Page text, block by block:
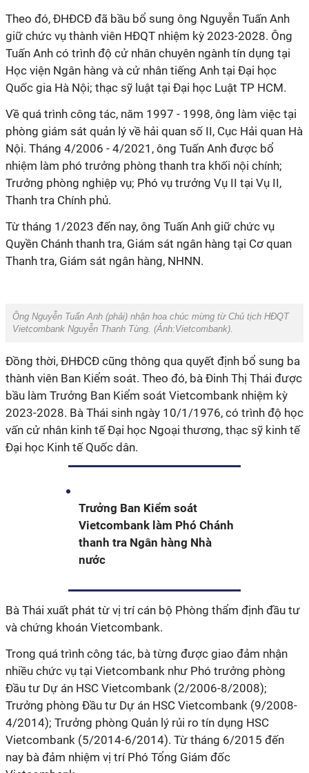
Theo đó, ĐHĐCĐ đã bầu bổ sung ông Nguyễn Tuấn Anh
giữ chức vụ thành viên HĐQT nhiệm kỳ 2023-2028. Ông
Tuấn Anh có trình độ cử nhân chuyên ngành tín dụng tại
Học viện Ngân hàng và cử nhân tiếng Anh tại Đại học
Quốc gia Hà Nội; thạc sỹ luật tại Đại học Luật TP HCM.
Về quá trình công tác, năm 1997 - 1998, ông làm việc tại
phòng giám sát quản lý về hải quan số II, Cục Hải quan Hà
Nội. Tháng 4/2006 - 4/2021, ông Tuấn Anh được bổ
nhiệm làm phó trưởng phòng thanh tra khối nội chính;
Trưởng phòng nghiệp vụ; Phó vụ trưởng Vụ II tại Vụ II,
Thanh tra Chính phủ.
Từ tháng 1/2023 đến nay, ông Tuấn Anh giữ chức vụ
Quyền Chánh thanh tra, Giám sát ngân hàng tại Cơ quan
Thanh tra, Giám sát ngân hàng, NHNN.
Ông Nguyễn Tuấn Anh (phải) nhận hoa chúc mừng từ Chủ tịch HĐQT
Vietcombank Nguyễn Thanh Tùng. (Ảnh:Vietcombank).
Đồng thời, ĐHĐCĐ cũng thông qua quyết định bổ sung ba
thành viên Ban Kiểm soát. Theo đó, bà Đinh Thị Thái được
bầu làm Trưởng Ban Kiểm soát Vietcombank nhiệm kỳ
2023-2028. Bà Thái sinh ngày 10/1/1976, có trình độ học
vấn cử nhân kinh tế Đại học Ngoại thương, thạc sỹ kinh tế
Đại học Kinh tế Quốc dân.
Trưởng Ban Kiểm soát
Vietcombank làm Phó Chánh
thanh tra Ngân hàng Nhà
nước
Bà Thái xuất phát từ vị trí cán bộ Phòng thẩm định đầu tư
và chứng khoán Vietcombank.
Trong quá trình công tác, bà từng được giao đảm nhận
nhiều chức vụ tại Vietcombank như Phó trưởng phòng
Đầu tư Dự án HSC Vietcombank (2/2006-8/2008);
Trưởng phòng Đầu tư Dự án HSC Vietcombank (9/2008-
4/2014); Trưởng phòng Quản lý rủi ro tín dụng HSC
Vietcombank (5/2014-6/2014). Từ tháng 6/2015 đến
nay bà đảm nhiệm vị trí Phó Tổng Giám đốc